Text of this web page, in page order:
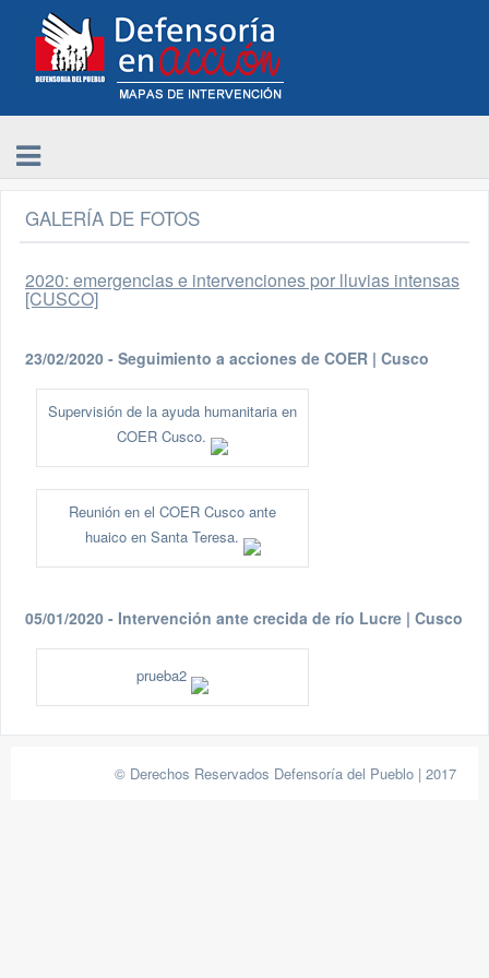
GALERÍA DE FOTOS
2020: emergencias e intervenciones por lluvias intensas
[CUSCO]
23/02/2020 - Seguimiento a acciones de COER | Cusco
Supervisión de la ayuda humanitaria en
COER Cusco.
Reunión en el COER Cusco ante
huaico en Santa Teresa.
05/01/2020 - Intervención ante crecida de río Lucre | Cusco
prueba2
© Derechos Reservados Defensoría del Pueblo | 2017